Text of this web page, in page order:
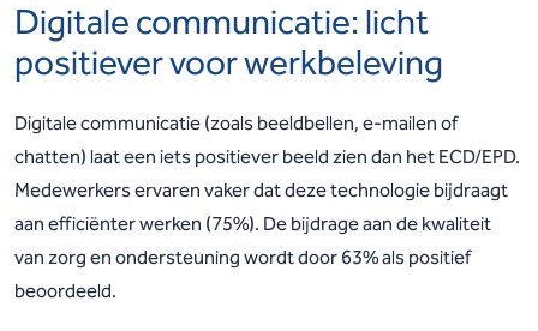
Digitale communicatie: licht
positiever voor werkbeleving
Digitale communicatie (zoals beeldbellen, e-mailen of
chatten) laat een iets positiever beeld zien dan het ECD/EPD.
Medewerkers ervaren vaker dat deze technologie bijdraagt
aan efficiënter werken (75%). De bijdrage aan de kwaliteit
van zorg en ondersteuning wordt door 63% als positief
beoordeeld.